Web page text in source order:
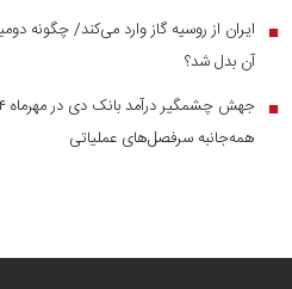
■
ایران از روسیه گاز وارد می‌کند/ چگونه
آن بدل شد؟
■
همه‌جانبه سرفصل‌های عملیاتی